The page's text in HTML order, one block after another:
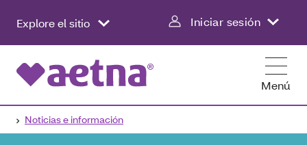
Explore el sitio Iniciar sesión
Menú
Noticias e información